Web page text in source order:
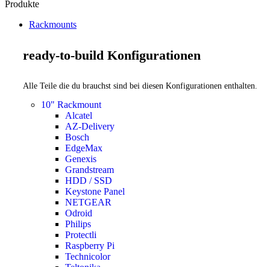
Produkte
Rackmounts
ready-to-build Konfigurationen
Alle Teile die du brauchst sind bei diesen Konfigurationen enthalten.
10" Rackmount
Alcatel
AZ-Delivery
Bosch
EdgeMax
Genexis
Grandstream
HDD / SSD
Keystone Panel
NETGEAR
Odroid
Philips
Protectli
Raspberry Pi
Technicolor